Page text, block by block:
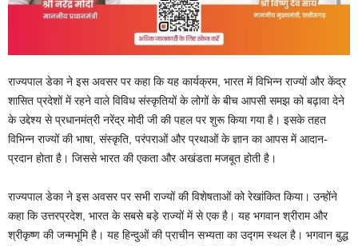
राज्यपाल डेका ने इस अवसर पर कहा कि यह कार्यक्रम, भारत में विभिन्न राज्यों और केंद्र
शासित प्रदेशों में रहने वाले विविध संस्कृतियों के लोगों के बीच आपसी समझ को बढ़ावा देने
के उद्देश्य से प्रधानमंत्री नरेंद्र मोदी जी की पहल पर शुरू किया गया है। इसके तहत
विभिन्न राज्यों की भाषा, संस्कृति, परंपराओं और प्रथाओं के ज्ञान का आपस में आदान-
प्रदान होता है। जिससे भारत की एकता और अखंडता मजबूत होती है।
राज्यपाल डेका ने इस अवसर पर सभी राज्यों की विशेषताओं को रेखांकित किया। उन्होंने
कहा कि उत्तरप्रदेश, भारत के सबसे बड़े राज्यों में से एक है। यह भगवान श्रीराम और
श्रीकृष्ण की जन्मभूमि है। यह हिन्दुओं की प्राचीन सभ्यता का उद्गम स्थल है। भगवान बुद्ध